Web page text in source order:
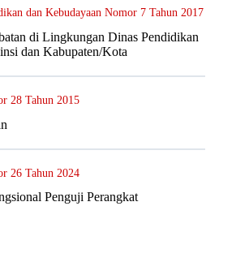
dan Kebudayaan Nomor 7 Tahun 2017
di Lingkungan Dinas Pendidikan
dan Kabupaten/Kota
28 Tahun 2015
26 Tahun 2024
Penguji Perangkat